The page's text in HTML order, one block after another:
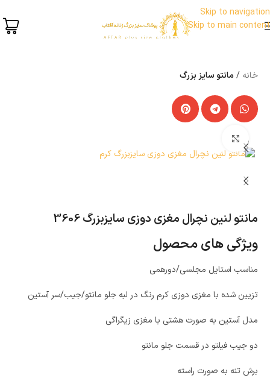
Skip to navigation
Skip to main content
خانه مانتو سایز بزرگ
ناموجود
مانتو لنین نچرال مغزی دوزی سایزبزرگ 3606
ویژگی های محصول
مناسب استایل مجلسی/دورهمی
تزیین شده با مغزی دوزی کرم رنگ در لبه جلو مانتو/جیب/سر آستین
مدل آستین به صورت هشتی با مغزی زیگراگی
دو جیب فیلتو در قسمت جلو مانتو
برش تنه به صورت راسته